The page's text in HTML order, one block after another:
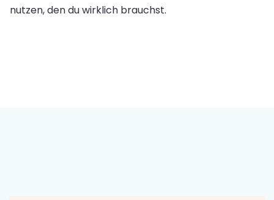
nutzen, den du wirklich brauchst.